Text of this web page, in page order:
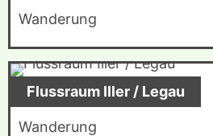
Wanderung
Flussraum Iller / Legau
Wanderung